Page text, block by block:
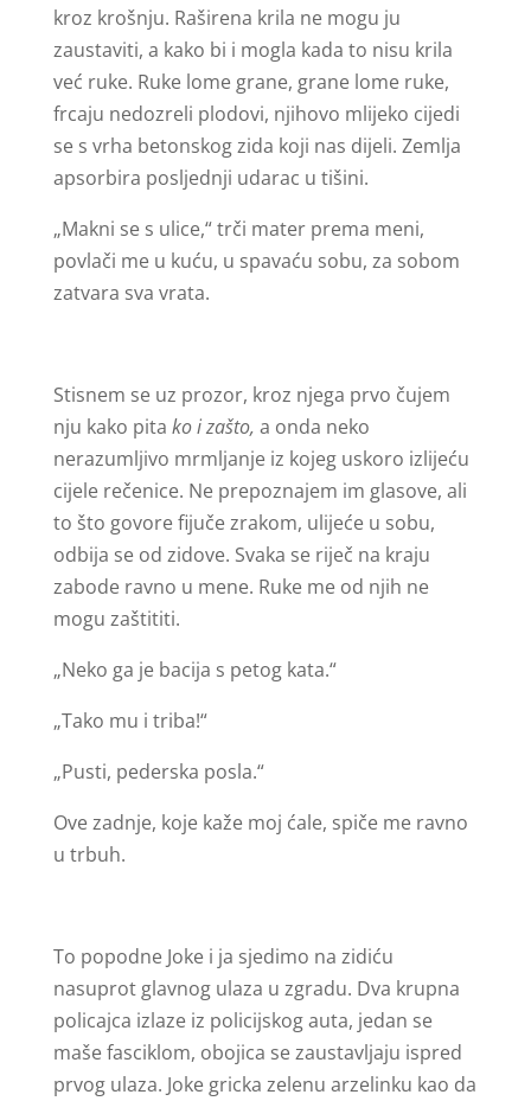
kroz krošnju. Raširena krila ne mogu ju
zaustaviti, a kako bi i mogla kada to nisu krila
već ruke. Ruke lome grane, grane lome ruke,
frcaju nedozreli plodovi, njihovo mlijeko cijedi
se s vrha betonskog zida koji nas dijeli. Zemlja
apsorbira posljednji udarac u tišini.
„Makni se s ulice,“ trči mater prema meni,
povlači me u kuću, u spavaću sobu, za sobom
zatvara sva vrata.
Stisnem se uz prozor, kroz njega prvo čujem
nju kako pita ko i zašto, a onda neko
nerazumljivo mrmljanje iz kojeg uskoro izlijeću
cijele rečenice. Ne prepoznajem im glasove, ali
to što govore fijuče zrakom, ulijeće u sobu,
odbija se od zidove. Svaka se riječ na kraju
zabode ravno u mene. Ruke me od njih ne
mogu zaštititi.
„Neko ga je bacija s petog kata.“
„Tako mu i triba!“
„Pusti, pederska posla.“
Ove zadnje, koje kaže moj ćale, spiče me ravno
u trbuh.
To popodne Joke i ja sjedimo na zidiću
nasuprot glavnog ulaza u zgradu. Dva krupna
policajca izlaze iz policijskog auta, jedan se
maše fasciklom, obojica se zaustavljaju ispred
prvog ulaza. Joke gricka zelenu arzelinku kao da